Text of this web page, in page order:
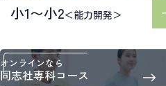
小1〜小2＜能力開発＞
オンラインなら
同志社専科コース